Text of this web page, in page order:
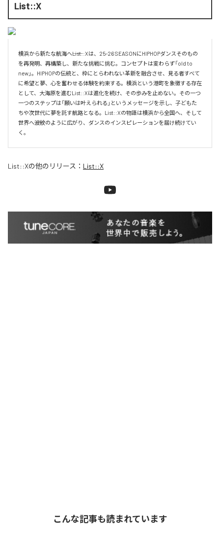
List::X
横浜から新たな航海へ――List::Xは、25-26 SEASONにHIPHOPダンスそのもの
を再発明、再構築し、新たな挑戦に挑む。コンセプトは変わらず「old to
new」。HIPHOPの伝統と、枠にとらわれない革新を融合させ、見る者すべて
に希望と夢、心を奮わせる体験を約束する。横浜という港町を象徴する存在
として、大海原を進むList::Xは進化を続け、その歩みを止めない。その一つ
一つのステップは「願いは叶えられる」というメッセージを示し、子どもた
ちや次世代に夢を託す航路となる。List::Xの物語は横浜から全国へ、そして
世界へ――波紋のように広がり、ダンスのインスピレーションを届け続けてい
く。
List::Xの他のリリース： List::X
こんな記事も読まれています